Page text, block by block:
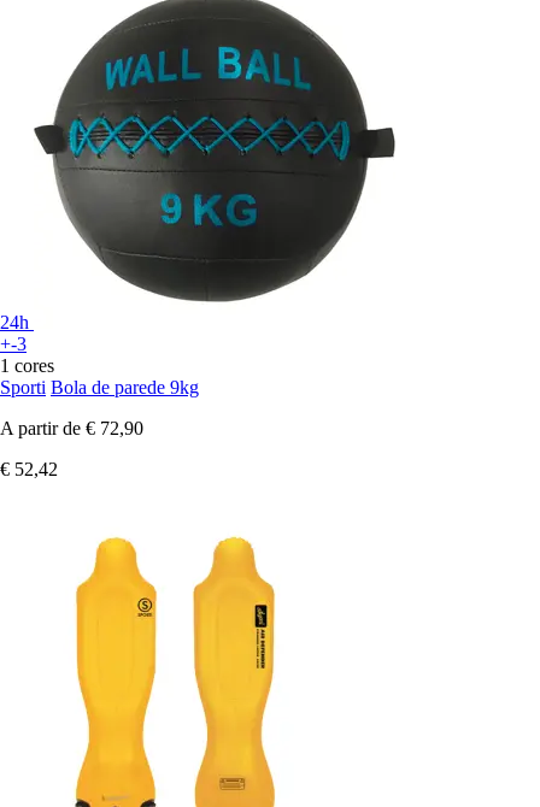
24h
+-3
1 cores
Sporti Bola de parede 9kg
A partir de € 72,90
€ 52,42